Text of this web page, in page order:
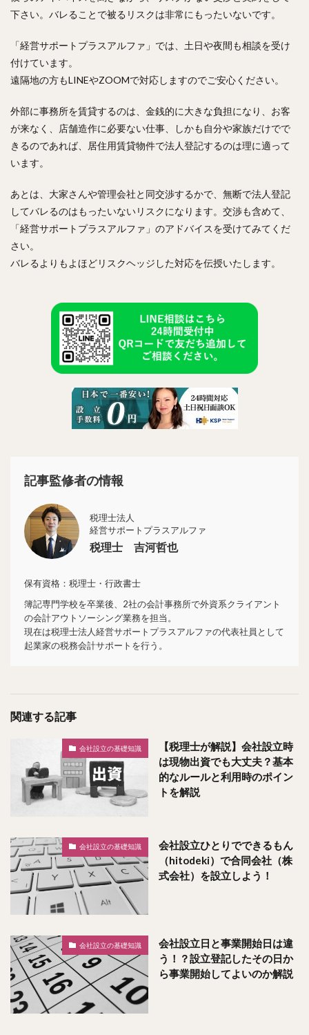
下さい。バレることで被るリスクは非常にもったいないです。
「経営サポートプラスアルファ」では、土日や夜間も相談を受け
付けています。
遠隔地の方もLINEやZOOMで対応しますのでご安心ください。
外部に事務所を賃貸するのは、金銭的に大きな負担になり、お客
が来なく、店舗造作に必要ない仕事、しかも自分や家族だけでで
きるのであれば、居住用賃貸物件で法人登記するのは理に適って
います。
あとは、大家さんや管理会社と同交渉するかで、無断で法人登記
してバレるのはもったいないリスクになります。交渉も含めて、
「経営サポートプラスアルファ」のアドバイスを受けてみてくだ
さい。
バレるよりもよほどリスクヘッジした対応を伝授いたします。
記事監修者の情報
税理士法人
経営サポートプラスアルファ
税理士 吉河哲也
保有資格：税理士・行政書士
簿記専門学校を卒業後、2社の会計事務所で外資系クライアント
の会計アウトソーシング業務を担当。
現在は税理士法人経営サポートプラスアルファの代表社員として
起業家の税務会計サポートを行う。
関連する記事
会社設立の基礎知識
【税理士が解説】会社設立時
は現物出資でも大丈夫？基本
的なルールと利用時のポイン
トを解説
会社設立の基礎知識
会社設立ひとりでできるもん
（hitodeki）で合同会社（株
式会社）を設立しよう！
会社設立の基礎知識
会社設立日と事業開始日は違
う！？設立登記したその日か
ら事業開始してよいのか解説